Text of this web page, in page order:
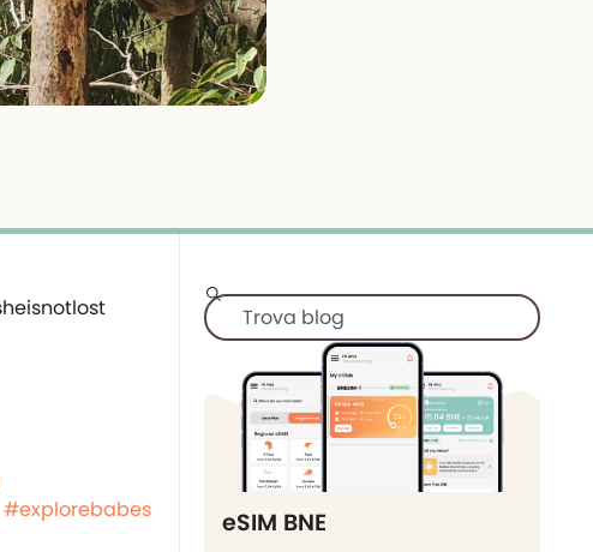
#explorebabes
eSIM BNE